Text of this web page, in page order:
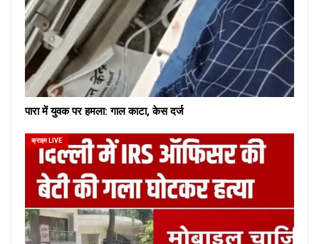
पारा में युवक पर हमला: गाल काटा, केस दर्ज
क्राइम LIVE